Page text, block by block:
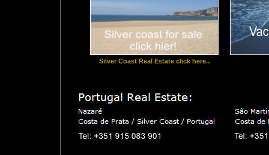
Silver Coast Real Estate click here..